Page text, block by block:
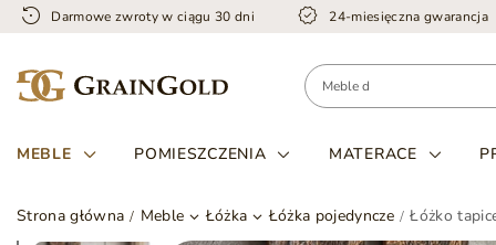
Darmowe zwroty w ciągu 30 dni 24-miesięczna gwarancja
MEBLE POMIESZCZENIA MATERACE
Strona główna Meble Łóżka Łóżka pojedyncze Łóżko